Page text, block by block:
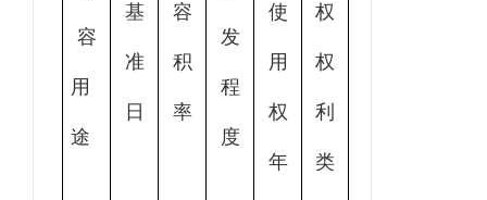
容
用
途
基
准
日
容
积
率
发
程
度
使
用
权
年
权
权
利
类